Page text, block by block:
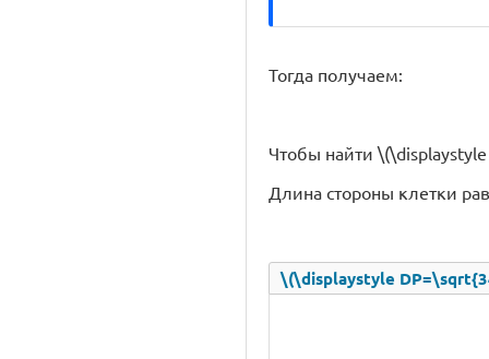
Тогда получаем:
Чтобы найти
Длина стороны клетки
\(\displaystyle